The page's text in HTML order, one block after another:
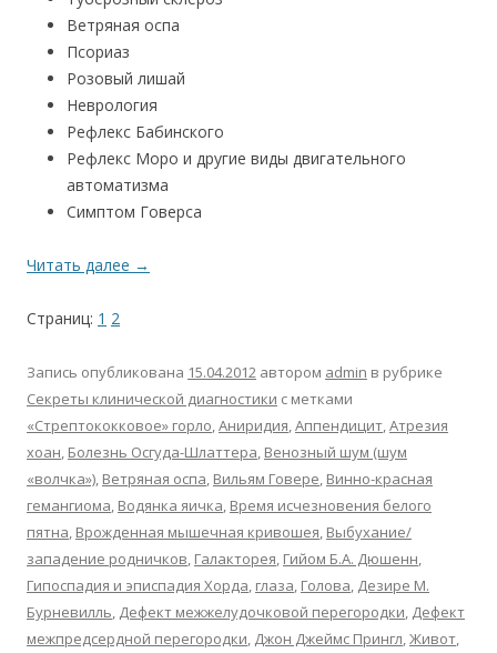
Ветряная оспа
Псориаз
Розовый лишай
Неврология
Рефлекс Бабинского
Рефлекс Моро и другие виды двигательного
автоматизма
Симптом Говерса
Читать далее →
Страниц: 1 2
Запись опубликована 15.04.2012 автором admin в рубрике
Секреты клинической диагностики с метками
«Стрептококковое» горло,Аниридия,Аппендицит,Атрезия
хоан, Болезнь Осгуда-Шлаттера, Венозный шум (шум
«волчка»), Ветряная оспа, Вильям Говере, Винно-красная
гемангиома, Водянка яичка, Время исчезновения белого
пятна, Врожденная мышечная кривошея, Выбухание/
западение родничков, Галакторея, Гийом Б.А. Дюшенн,
Гипоспадия и эписпадия Хорда, глаза, Голова, Дезире М.
Бурневилль, Дефект межжелудочковой перегородки, Дефект
межпредсердной перегородки, Джон Джеймс Прингл,Живот,